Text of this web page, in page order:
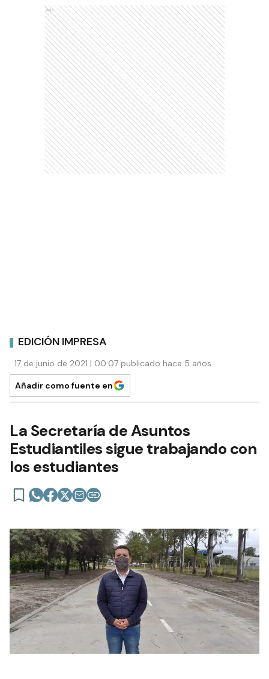
Ads
EDICIÓN IMPRESA
17 de junio de 2021 | 00:07 publicado hace 5 años
Añadir como fuente en
La Secretaría de Asuntos
Estudiantiles sigue trabajando con
los estudiantes